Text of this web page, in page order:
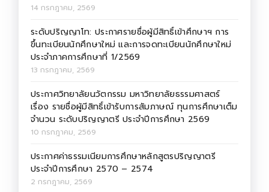
14 กรกฎาคม, 2569
ระดับปริญญาโท: ประกาศรายชื่อผู้มีสิทธิ์เข้าศึกษาฯ การ
ขึ้นทะเบียนนักศึกษาใหม่ และการจดทะเบียนนักศึกษาใหม่
ประจำภาคการศึกษาที่ 1/2569
13 กรกฎาคม, 2569
ประกาศวิทยาลัยนวัตกรรม มหาวิทยาลัยธรรมศาสตร์
เรื่อง รายชื่อผู้มีสิทธิ์เข้ารับการสัมภาษณ์ ทุนการศึกษาเต็ม
จำนวน ระดับปริญญาตรี ประจำปีการศึกษา 2569
10 กรกฎาคม, 2569
ประกาศค่าธรรมเนียมการศึกษาหลักสูตรปริญญาตรี
ประจำปีการศึกษา 2570 – 2574
2 กรกฎาคม, 2569